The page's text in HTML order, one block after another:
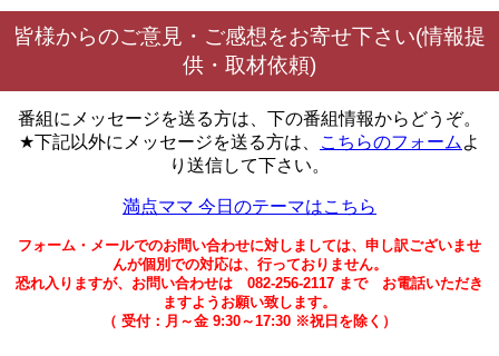
皆様からのご意見・ご感想をお寄せ下さい(情報提
供・取材依頼)
番組にメッセージを送る方は、下の番組情報からどうぞ。
★下記以外にメッセージを送る方は、
こちらのフォーム よ
り送信して下さい。
満点ママ 今日のテーマはこちら
フォーム・メールでのお問い合わせに対しましては、申し訳ございませ
んが個別での対応は、行っておりません。
恐れ入りますが、お問い合わせは 082-256-2117 まで お電話いただき
ますようお願い致します。
（ 受付：月～金 9:30～17:30 ※祝日を除く）